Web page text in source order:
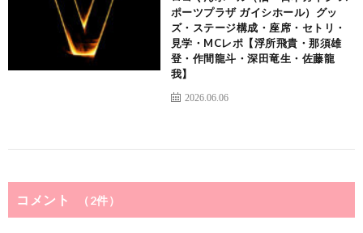
ポーツプラザ ガイシホール）グッ
ズ・ステージ構成・座席・セトリ・
見学・MCレポ【浮所飛貴・那須雄
登・作間龍斗・深田竜生・佐藤龍
我】
2026.06.06
コメント （2件）